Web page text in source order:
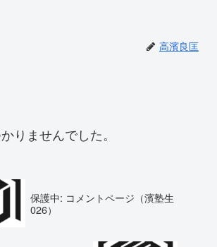
高濱良匡
りませんでした。
保護中: コメントページ（濱塾生
026）